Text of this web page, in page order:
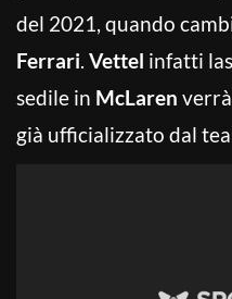
del 2021, quando
Ferrari. Vettel infatti
sedile in McLaren
già ufficializzato dal